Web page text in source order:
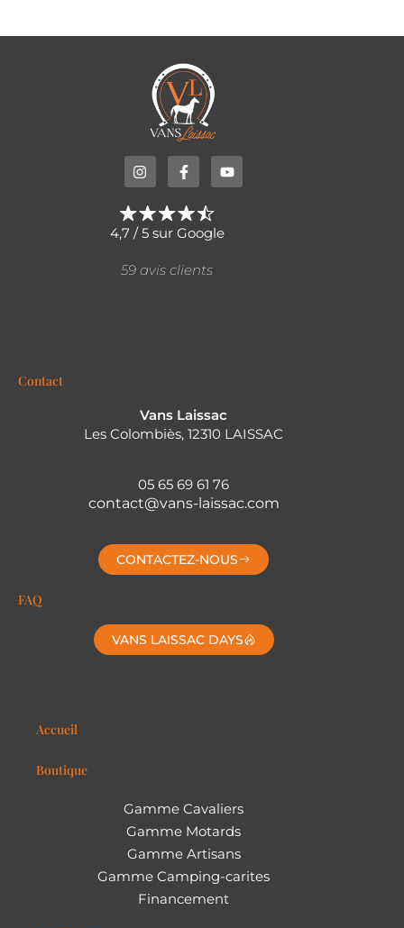
4,7 / 5 sur Google
59 avis clients
Contact
Vans Laissac
Les Colombiès, 12310 LAISSAC
05 65 69 61 76
contact@vans-laissac.com
CONTACTEZ-NOUS
FAQ
VANS LAISSAC DAYS
Accueil
Boutique
Gamme Cavaliers
Gamme Motards
Gamme Artisans
Gamme Camping-carites
Financement